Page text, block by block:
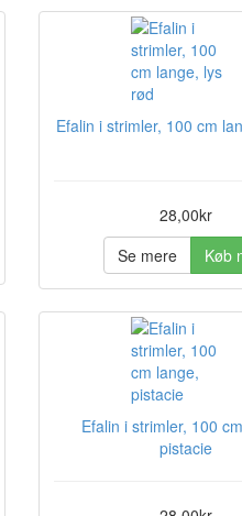
Efalin i strimler, 100 cm
28,00kr
Se mere
Køb
Efalin i strimler, 100
pistacie